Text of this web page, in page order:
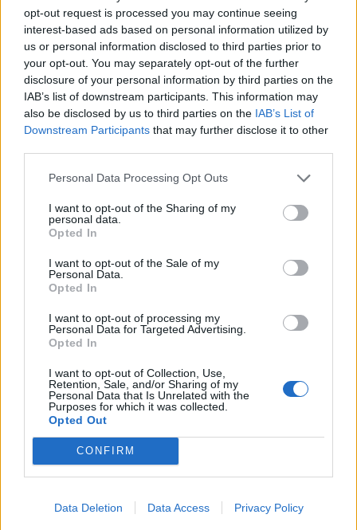
opt-out request is processed you may continue seeing
interest-based ads based on personal information utilized by
us or personal information disclosed to third parties prior to
your opt-out. You may separately opt-out of the further
disclosure of your personal information by third parties on the
IAB’s list of downstream participants. This information may
also be disclosed by us to third parties on the IAB’s List of
Downstream Participants that may further disclose it to other
Personal Data Processing Opt Outs
I want to opt-out of the Sharing of my
personal data.
Opted In
I want to opt-out of the Sale of my
Personal Data.
Opted In
I want to opt-out of processing my
Personal Data for Targeted Advertising.
Opted In
I want to opt-out of Collection, Use,
Retention, Sale, and/or Sharing of my
Personal Data that Is Unrelated with the
Purposes for which it was collected.
Opted Out
CONFIRM
Data Deletion Data Access Privacy Policy
Transformers se chystají do
V sobotu nabídne Hornické
prohlídku výstavy i koncert
SOUVISEJÍCÍ ČLÁNKY
VÍCE OD AUTORA
Většina koupališť na Příbramsku nabízí
výborné podmínky. Horší voda je jen na
Zpravodajství
Příbram modernizuje parkovací automaty.
Přibudou i tři nové poblíž Svaté Hory
Středočeský kraj upravil pravidla soutěže.
vzniku odpadu